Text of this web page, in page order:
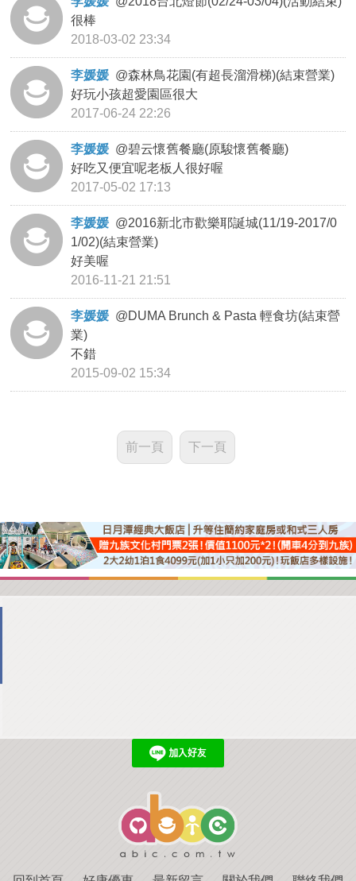
很棒
2018-03-02 23:34
李媛媛 @森林鳥花園(有超長溜滑梯)(結束營業)
好玩小孩超愛園區很大
2017-06-24 22:26
李媛媛 @碧云懷舊餐廳(原駿懷舊餐廳)
好吃又便宜呢老板人很好喔
2017-05-02 17:13
李媛媛 @2016新北市歡樂耶誕城(11/19-2017/0
1/02)(結束營業)
好美喔
2016-11-21 21:51
李媛媛 @DUMA Brunch & Pasta 輕食坊(結束營
業)
不錯
2015-09-02 15:34
前一頁 下一頁